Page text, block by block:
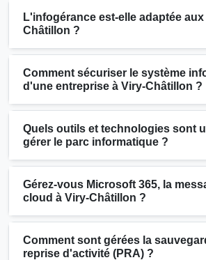
L'infogérance est-elle adaptée
Châtillon ?
Comment sécuriser le système
d'une entreprise à Viry-Châtillon ?
Quels outils et technologies sont
gérer le parc informatique ?
Gérez-vous Microsoft 365, la
cloud à Viry-Châtillon ?
Comment sont gérées la
reprise d'activité (PRA) ?